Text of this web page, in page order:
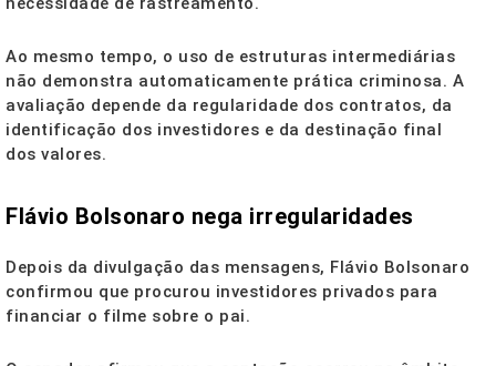
Ao mesmo tempo, o uso de estruturas intermediárias
não demonstra automaticamente prática criminosa. A
avaliação depende da regularidade dos contratos, da
identificação dos investidores e da destinação final
dos valores.
Flávio Bolsonaro nega irregularidades
Depois da divulgação das mensagens, Flávio Bolsonaro
confirmou que procurou investidores privados para
financiar o filme sobre o pai.